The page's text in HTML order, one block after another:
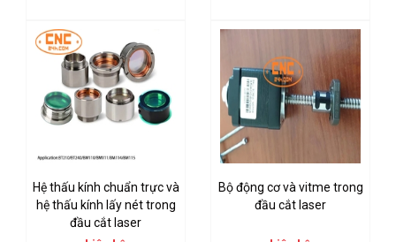
Hệ thấu kính chuẩn trực và
hệ thấu kính lấy nét trong
đầu cắt laser
Bộ động cơ và vitme trong
đầu cắt laser